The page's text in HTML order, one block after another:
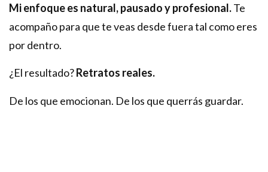
Mi enfoque es natural, pausado y profesional.Te
acompaño para que te veas desde fuera tal como eres
por dentro.
¿El resultado?Retratos reales.
De los que emocionan. De los que querrás guardar.